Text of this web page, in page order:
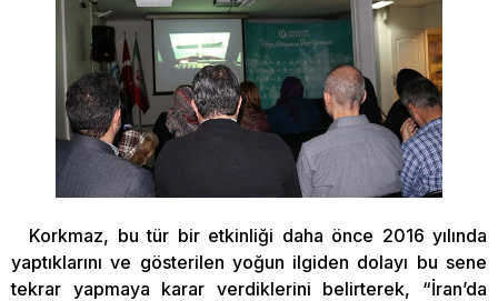
Korkmaz, bu tür bir etkinliği daha önce 2016 yılında
yaptıklarını ve gösterilen yoğun ilgiden dolayı bu sene
tekrar yapmaya karar verdiklerini belirterek, “İran’da